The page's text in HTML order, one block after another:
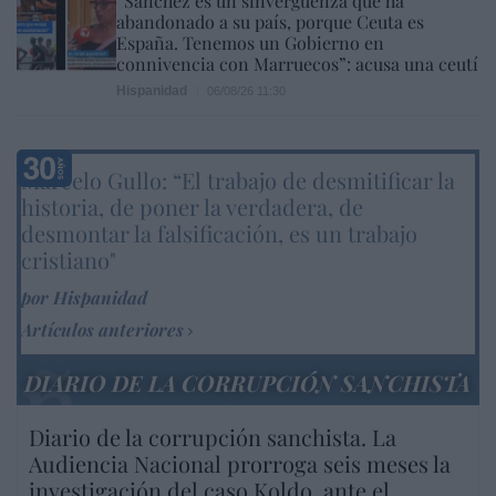
abandonado a su país, porque Ceuta es
España. Tenemos un Gobierno en
connivencia con Marruecos”: acusa una ceutí
Marcelo Gullo: “El trabajo de desmitificar la
historia, de poner la verdadera, de
desmontar la falsificación, es un trabajo
cristiano"
por Hispanidad
Artículos anteriores
DIARIO DE LA CORRUPCIÓN SANCHISTA
Diario de la corrupción sanchista. La
Audiencia Nacional prorroga seis meses la
investigación del caso Koldo, ante el